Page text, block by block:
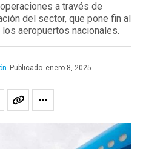
a través de
del sector, que pone fin al
aeropuertos nacionales.
Publicado enero 8, 2025